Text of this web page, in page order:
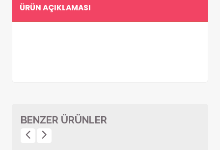
ÜRÜN AÇIKLAMASI
BENZER ÜRÜNLER